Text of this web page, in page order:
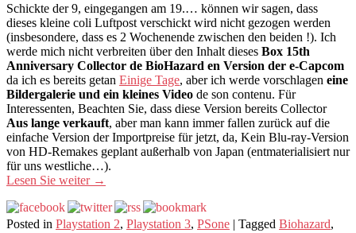
Schickte der 9, eingegangen am 19.… können wir sagen, dass
dieses kleine coli Luftpost verschickt wird nicht gezogen werden
(insbesondere, dass es 2 Wochenende zwischen den beiden !). Ich
werde mich nicht verbreiten über den Inhalt dieses Box 15th
Anniversary Collector de BioHazard en Version der e-Capcom
da ich es bereits getan Einige Tage, aber ich werde vorschlagen eine
Bildergalerie und ein kleines Video de son contenu. Für
Interessenten, Beachten Sie, dass diese Version bereits Collector
Aus lange verkauft, aber man kann immer fallen zurück auf die
einfache Version der Importpreise für jetzt, da, Kein Blu-ray-Version
von HD-Remakes geplant außerhalb von Japan (entmaterialisiert nur
für uns westliche…).
Lesen Sie weiter →
Posted in Playstation 2, Playstation 3, PSone | Tagged Biohazard,